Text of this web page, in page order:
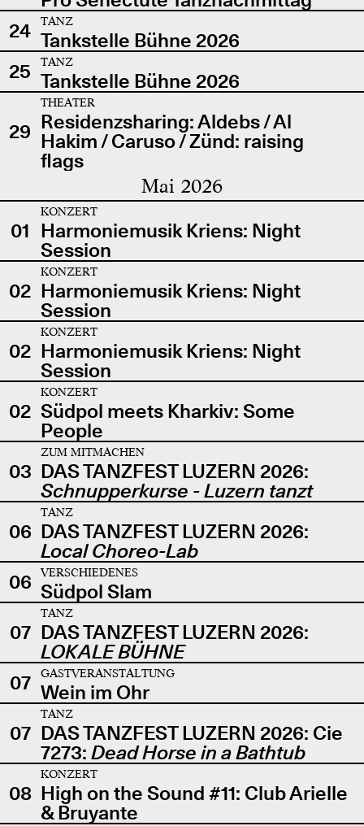
24
TANZ
Tankstelle Bühne 2026
25
TANZ
Tankstelle Bühne 2026
29
THEATER
Residenzsharing: Aldebs / Al
Hakim / Caruso / Zünd: raising
flags
Mai 2026
01
KONZERT
Harmoniemusik Kriens: Night
Session
02
KONZERT
Harmoniemusik Kriens: Night
Session
02
KONZERT
Harmoniemusik Kriens: Night
Session
02
KONZERT
Südpol meets Kharkiv: Some
People
03
ZUM MITMACHEN
DAS TANZFEST LUZERN 2026:
Schnupperkurse - Luzern tanzt
06
TANZ
DAS TANZFEST LUZERN 2026:
Local Choreo-Lab
06
VERSCHIEDENES
Südpol Slam
07
TANZ
DAS TANZFEST LUZERN 2026:
LOKALE BÜHNE
07
GASTVERANSTALTUNG
Wein im Ohr
07
TANZ
DAS TANZFEST LUZERN 2026: Cie
7273: Dead Horse in a Bathtub
08
KONZERT
High on the Sound #11: Club Arielle
& Bruyante